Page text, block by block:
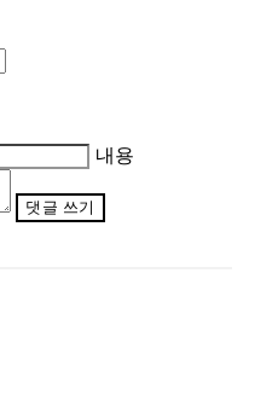
내용
댓글 쓰기